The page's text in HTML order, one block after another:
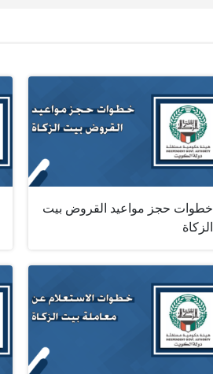
خطوات حجز مواعيد القروض بيت
الزكاة